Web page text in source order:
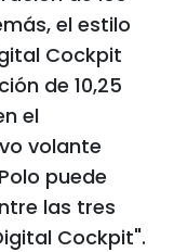
el estilo
Cockpit
de 10,25
el
volante
puede
las tres
Cockpit".